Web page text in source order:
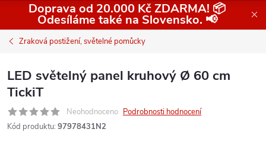
Doprava od 20.000 Kč ZDARMA! 📦
Odesíláme také na Slovensko. 📢
Zraková postižení, světelné pomůcky
LED světelný panel kruhový Ø 60 cm
TickiT
Neohodnoceno Podrobnosti hodnocení
Kód produktu: 97978431N2